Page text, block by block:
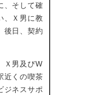
、そして確
、Ｘ男に教
後日、契約
Ｘ男及びW
近くの喫茶
ジネスサポ